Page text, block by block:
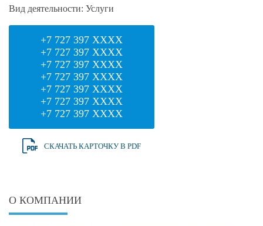
Вид деятельности: Услуги
+7 727 397 XXXX
+7 727 397 XXXX
+7 727 397 XXXX
+7 727 397 XXXX
+7 727 397 XXXX
+7 727 397 XXXX
+7 727 397 XXXX
СКАЧАТЬ КАРТОЧКУ В PDF
О КОМПАНИИ